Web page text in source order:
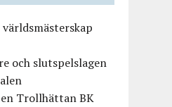
och slutspelslagen
Trollhättan BK